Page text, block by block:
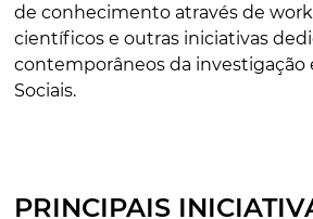
de conhecimento através de
científicos e outras iniciativas
contemporâneos da investigação
Sociais.
PRINCIPAIS